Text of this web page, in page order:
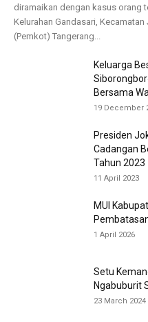
diramaikan dengan kasus orang
Kelurahan Gandasari,
(Pemkot) Tangerang...
Keluarga
Bersama
19 December
Presiden
Cadangan
Tahun 2023
11 April 2023
MUI
1 April 2026
Setu
Ngabuburit
23 March 2024